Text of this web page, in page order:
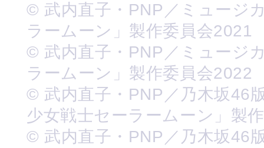
© 武内直子・PNP／ミュージ
ラームーン」製作委員会2021
© 武内直子・PNP／ミュージ
ラームーン」製作委員会2022
© 武内直子・PNP／乃木坂46
少女戦士セーラームーン」製
© 武内直子・PNP／乃木坂46